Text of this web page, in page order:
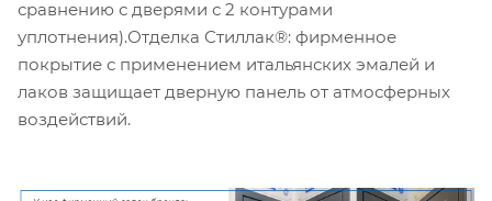
сравнению с дверями с 2 контурами
уплотнения).Отделка Стиллак®: фирменное
покрытие с применением итальянских эмалей и
лаков защищает дверную панель от атмосферных
воздействий.